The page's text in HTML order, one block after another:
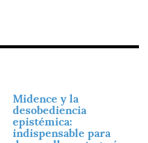
Midence y la
desobediencia
epistémica:
indispensable para